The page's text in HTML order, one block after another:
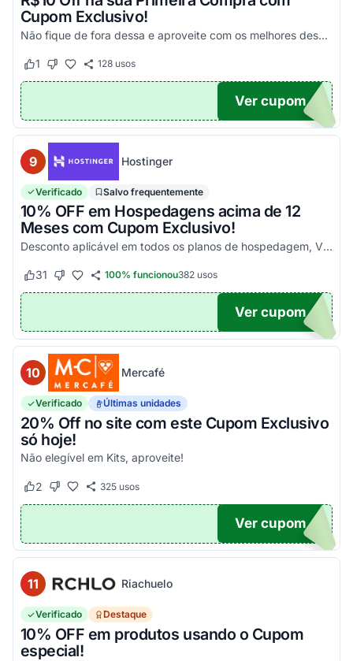
Cupom Exclusivo!
Não fique de fora dessa e aproveite com os melhores descontos! Válido em compras acima de R$100!
Este cupom funcionou
1 Este cupom não funcionou
128usos
UPOM
Ver cupom
9 Hostinger
Verificado Salvo frequentemente
10% OFF em Hospedagens acima de 12
Meses com Cupom Exclusivo!
Desconto aplicável em todos os planos de hospedagem, VPS e Cloud, maiores que 12 meses. Aproveite!
Este cupom funcionou
31 Este cupom não funcionou
100% funcionou382usos
UPOM
Ver cupom
10 Mercafé
Verificado Últimas unidades
20% Off no site com este Cupom Exclusivo
só hoje!
Não elegível em Kits, aproveite!
Este cupom funcionou
2 Este cupom não funcionou
325usos
OM20
Ver cupom
11 Riachuelo
Verificado Destaque
10% OFF em produtos usando o Cupom
especial!